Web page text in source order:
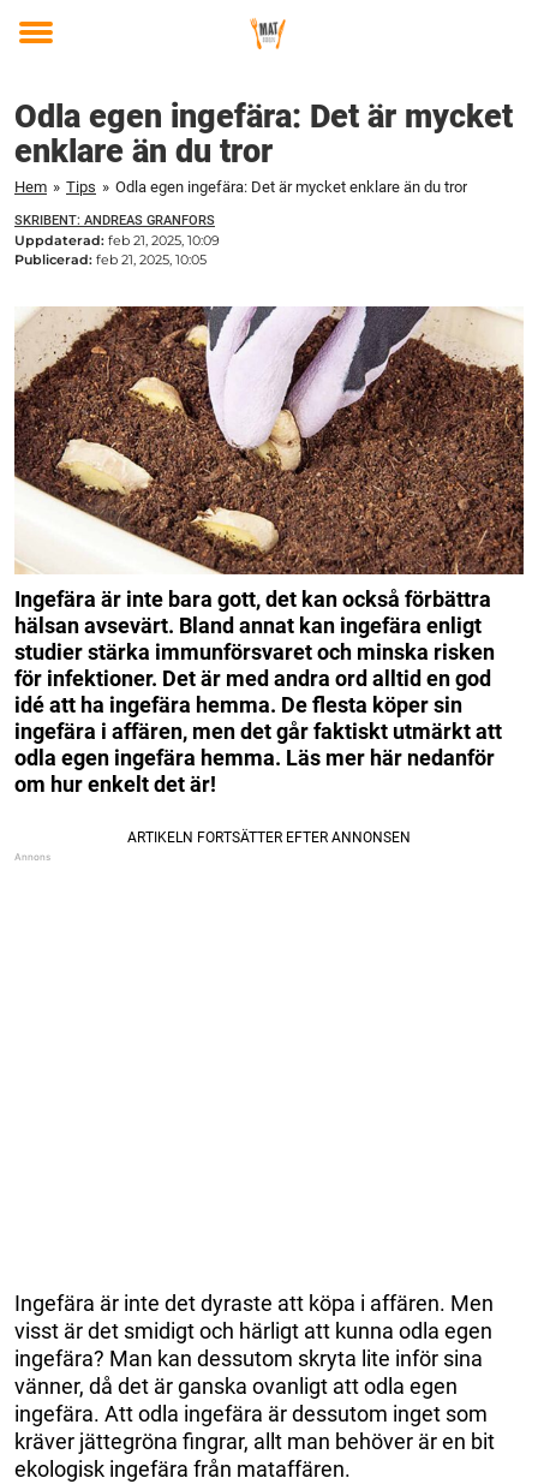
Toggle
Odla egen ingefära: Det är mycket
enklare än du tror
Hem » Tips » Odla egen ingefära: Det är mycket enklare än du tror
SKRIBENT: ANDREAS GRANFORS
Uppdaterad: feb 21, 2025, 10:09
Publicerad: feb 21, 2025, 10:05
Ingefära är inte bara gott, det kan också förbättra
hälsan avsevärt. Bland annat kan ingefära enligt
studier stärka immunförsvaret och minska risken
för infektioner. Det är med andra ord alltid en god
idé att ha ingefära hemma. De flesta köper sin
ingefära i affären, men det går faktiskt utmärkt att
odla egen ingefära hemma. Läs mer här nedanför
om hur enkelt det är!
Ingefära är inte det dyraste att köpa i affären. Men
visst är det smidigt och härligt att kunna odla egen
ingefära? Man kan dessutom skryta lite inför sina
vänner, då det är ganska ovanligt att odla egen
ingefära. Att odla ingefära är dessutom inget som
kräver jättegröna fingrar, allt man behöver är en bit
ekologisk ingefära från mataffären.